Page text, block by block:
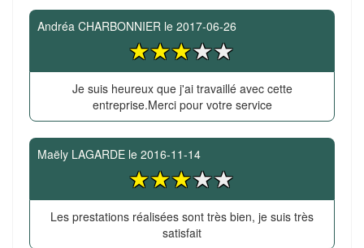
Andréa CHARBONNIER le 2017-06-26
Je suis heureux que j'ai travaillé avec cette
entreprise.Merci pour votre service
Maëly LAGARDE le 2016-11-14
Les prestations réalisées sont très bien, je suis très
satisfait